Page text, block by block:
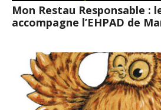
Mon Restau Responsable :
accompagne l’EHPAD de